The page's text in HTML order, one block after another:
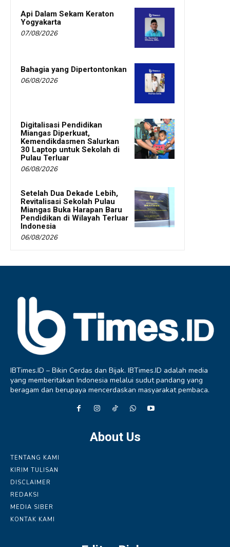
Api Dalam Sekam Keraton
Yogyakarta
07/08/2026
Bahagia yang Dipertontonkan
06/08/2026
Digitalisasi Pendidikan
Miangas Diperkuat,
Kemendikdasmen Salurkan
30 Laptop untuk Sekolah di
Pulau Terluar
06/08/2026
Setelah Dua Dekade Lebih,
Revitalisasi Sekolah Pulau
Miangas Buka Harapan Baru
Pendidikan di Wilayah Terluar
Indonesia
06/08/2026
IBTimes.ID – Bikin Cerdas dan Bijak. IBTimes.ID adalah media
yang memberitakan Indonesia melalui sudut pandang yang
beragam dan berupaya mencerdaskan masyarakat pembaca.
About Us
TENTANG KAMI
KIRIM TULISAN
DISCLAIMER
REDAKSI
MEDIA SIBER
KONTAK KAMI